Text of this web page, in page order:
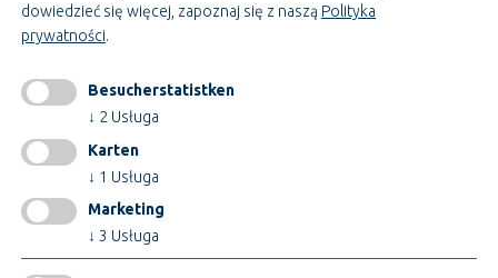
INFORMACJE
impressum
GTC
Ochrona danych
Zmiana ustawień plików cookie
Certyfikaty
dowiedzieć się więcej, zapoznaj się z naszą Polityka
prywatności.
Besucherstatistken
↓ 2 Usługa
Karten
↓ 1 Usługa
Marketing
↓ 3 Usługa